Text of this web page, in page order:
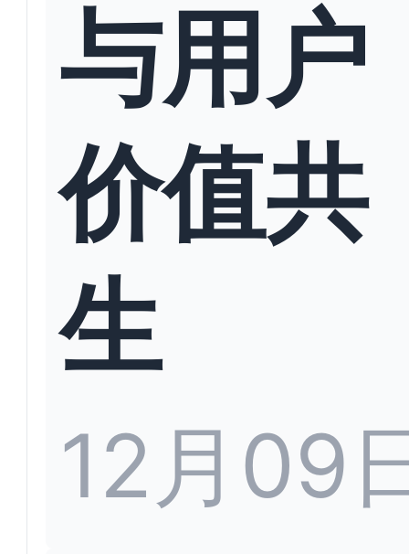
与用户
价值共
生
12月09